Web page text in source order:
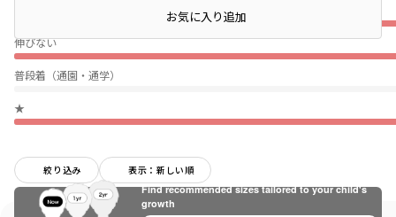
伸びない
普段着（通園・通学）
★
絞り込み 表示：新しい順
店頭在庫を確認するお気に入り追加
Find recommended sizes tailored to your child's
growth